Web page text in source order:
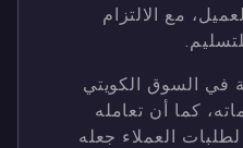
مع الالتزام
في السوق الكويتي
كما أن تعامله
العملاء جعله